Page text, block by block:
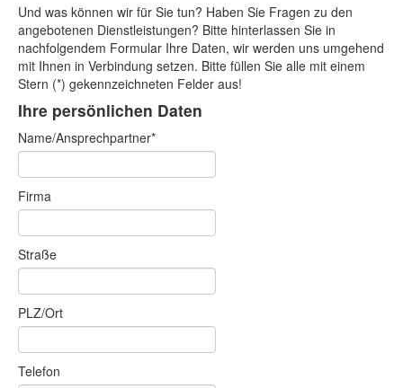
Und was können wir für Sie tun? Haben Sie Fragen zu den
angebotenen Dienstleistungen? Bitte hinterlassen Sie in
nachfolgendem Formular Ihre Daten, wir werden uns umgehend
mit Ihnen in Verbindung setzen. Bitte füllen Sie alle mit einem
Stern (*) gekennzeichneten Felder aus!
Ihre persönlichen Daten
Name/Ansprechpartner*
Firma
Straße
PLZ/Ort
Telefon